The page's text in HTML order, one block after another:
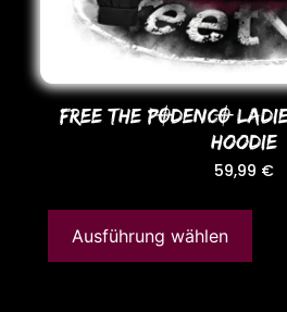
FREE THE PODENCO
HooDIE
59,99 €
Ausführung wählen